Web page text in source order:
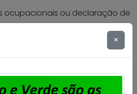
ocupacionais ou declaração de
técnicas da Secretaria de
Trabalho (SSST);
×